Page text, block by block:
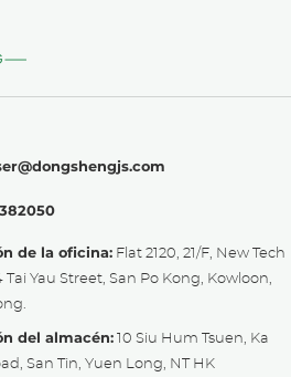
de la oficina: Flat 2120, 21/F, New Tech
Tai Yau Street, San Po Kong, Kowloon,
del almacén: 10 Siu Hum Tsuen, Ka
San Tin, Yuen Long, NT HK